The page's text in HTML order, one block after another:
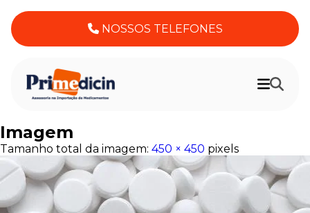
NOSSOS TELEFONES
Imagem
Tamanho total da imagem: 450 × 450 pixels